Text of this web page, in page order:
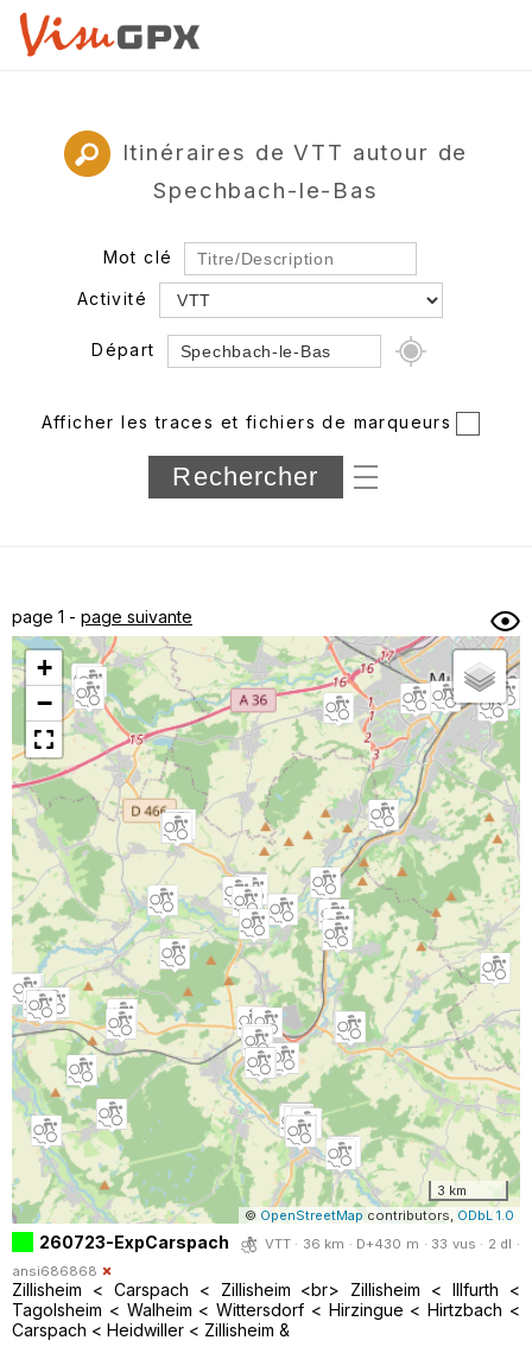
Itinéraires de VTT autour de
Spechbach-le-Bas
Mot clé
Activité
Départ
Département
Longueur min/max
sous-dossiers
Trier par
Horodatage Photos
Afficher les traces et fichiers de marqueurs
page 1 - page suivante
+
−
3 km
© OpenStreetMap contributors, ODbL 1.0
260723-ExpCarspach
VTT · 36 km · D+430 m · 33 vus · 2 dl ·
ansi686868
Zillisheim < Carspach < Zillisheim <br> Zillisheim < Illfurth <
Tagolsheim < Walheim < Wittersdorf < Hirzingue < Hirtzbach <
Carspach < Heidwiller < Zillisheim &